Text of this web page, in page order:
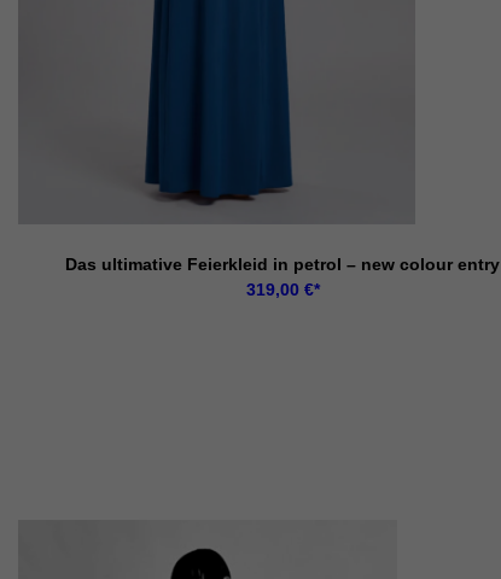
Das ultimative Feierkleid in petrol – new colour entry
319,00 €